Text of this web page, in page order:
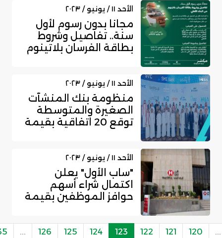
الأحد ١١ / يونيو / ٢٠٢٣
مجانا بدون رسوم لأول
سنة.. تفاصيل وشروط
بطاقة الفرسان بلاتينوم
الأحد ١١ / يونيو / ٢٠٢٣
منظومة بنك المنشآت
الصغيرة والمتوسطة
توقع 20 اتفاقية بقيمة
الأحد ١١ / يونيو / ٢٠٢٣
"ساب الأول" يعلن
اكتمال شراء أسهم
حوافز الموظفين بقيمة
...
120
121
122
123
124
125
126
...